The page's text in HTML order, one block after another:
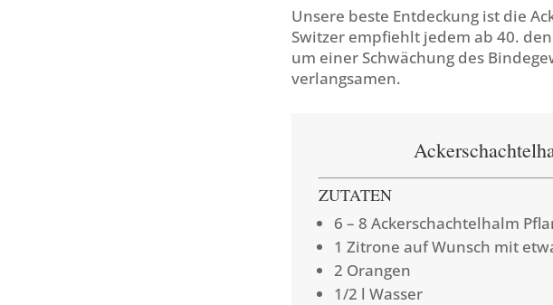
Unsere beste Entdeckung ist die
Switzer empfiehlt jedem ab 40.
um einer Schwächung des
verlangsamen.
ZUTATEN
6 – 8 Ackerschachtelhalm
1 Zitrone auf Wunsch mit
2 Orangen
1/2 l Wasser